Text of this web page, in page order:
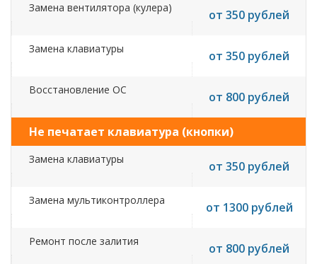
Замена вентилятора (кулера) от 350 рублей
Замена клавиатуры от 350 рублей
Восстановление ОС от 800 рублей
Не печатает клавиатура (кнопки)
Замена клавиатуры от 350 рублей
Замена мультиконтроллера от 1300 рублей
Ремонт после залития от 800 рублей